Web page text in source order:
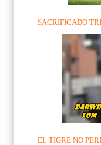
SACRIFICADO
EL TIGRE NO